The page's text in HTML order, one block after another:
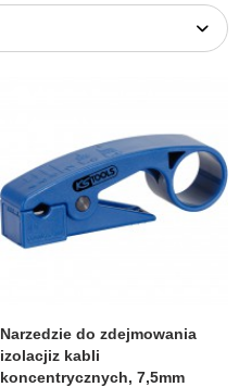
Narzedzie do zdejmowania
izolacjiz kabli
koncentrycznych, 7,5mm